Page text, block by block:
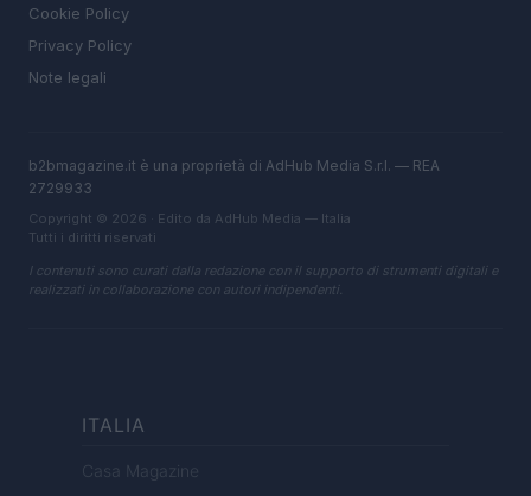
Cookie Policy
Privacy Policy
Note legali
b2bmagazine.it è una proprietà di AdHub Media S.r.l. — REA
2729933
Copyright © 2026 · Edito da AdHub Media — Italia
Tutti i diritti riservati
I contenuti sono curati dalla redazione con il supporto di strumenti digitali e
realizzati in collaborazione con autori indipendenti.
ITALIA
Casa Magazine